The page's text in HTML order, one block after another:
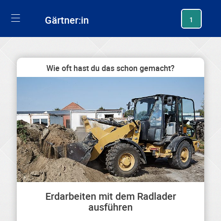
Gärtner:in 1
Wie oft hast du das schon gemacht?
Erdarbeiten mit dem Radlader
ausführen